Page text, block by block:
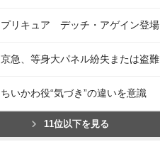
プリキュア デッチ・アゲイン登場
京急、等身大パネル紛失または盗難
ちいかわ役“気づき”の違いを意識
11位以下を見る